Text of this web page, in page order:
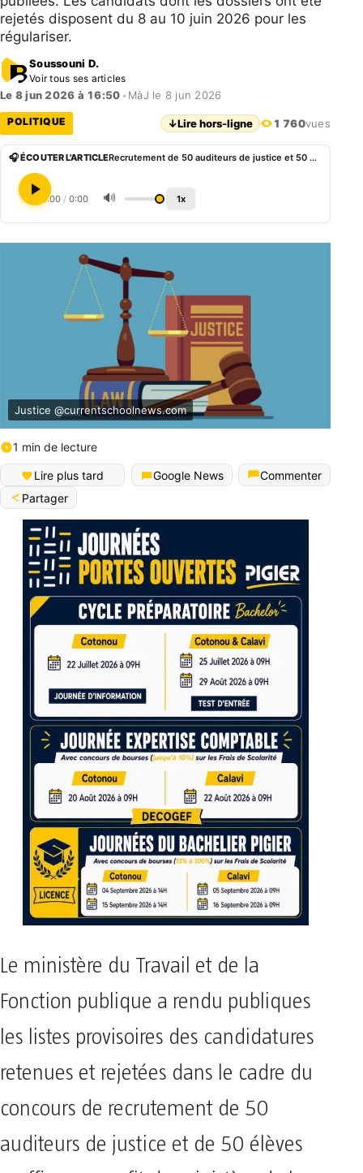
rejetés disposent du 8 au 10 juin 2026 pour les
régulariser.
Soussouni D.
Voir tous ses articles
Le 8 jun 2026 à 16:50 • MàJ le 8 jun 2026
POLITIQUE ↓Lire hors-ligne 1 760vues
🎧 ÉCOUTER L'ARTICLE Recrutement de 50 auditeurs de justice et 50 greffiers : les listes provisoires disponibles
0:00 / 0:00 🔊 1x
Justice @currentschoolnews.com
1 min de lecture
Lire plus tard Google News
Commenter
Partager
Le ministère du Travail et de la
Fonction publique a rendu publiques
les listes provisoires des candidatures
retenues et rejetées dans le cadre du
concours de recrutement de 50
auditeurs de justice et de 50 élèves